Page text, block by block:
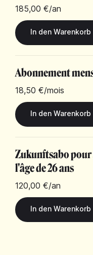
185,00 €/an
Abonnement
18,50 €/mois
Zukunftsabo pour
l'âge de 26 ans
120,00 €/an